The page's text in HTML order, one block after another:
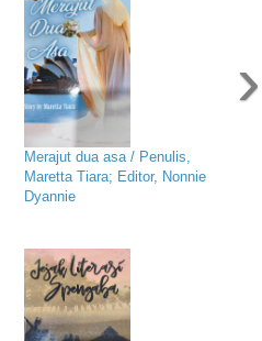
Merajut dua asa / Penulis,
Maretta Tiara; Editor, Nonnie
Dyannie
›